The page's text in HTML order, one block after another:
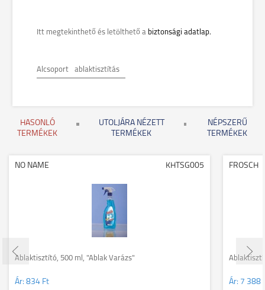
Itt megtekinthető és letölthető a biztonsági adatlap.
Alcsoport ablaktisztítás
HASONLÓ
TERMÉKEK
UTOLJÁRA NÉZETT
TERMÉKEK
NÉPSZERŰ
TERMÉKEK
NO NAME KHTSG005
Ablaktisztító, 500 ml, "Ablak Varázs"
Ár: 834 Ft
FROSCH
Ár: 7 388